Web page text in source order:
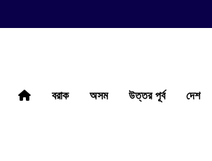
বরাক অসম উত্তর পূর্ব দেশ